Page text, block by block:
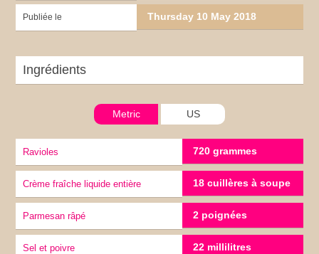
Publiée le Thursday 10 May 2018
Ingrédients
Metric US
Ravioles 720 grammes
Crème fraîche liquide entière 18 cuillères à soupe
Parmesan râpé 2 poignées
sel et poivre 22 millilitres